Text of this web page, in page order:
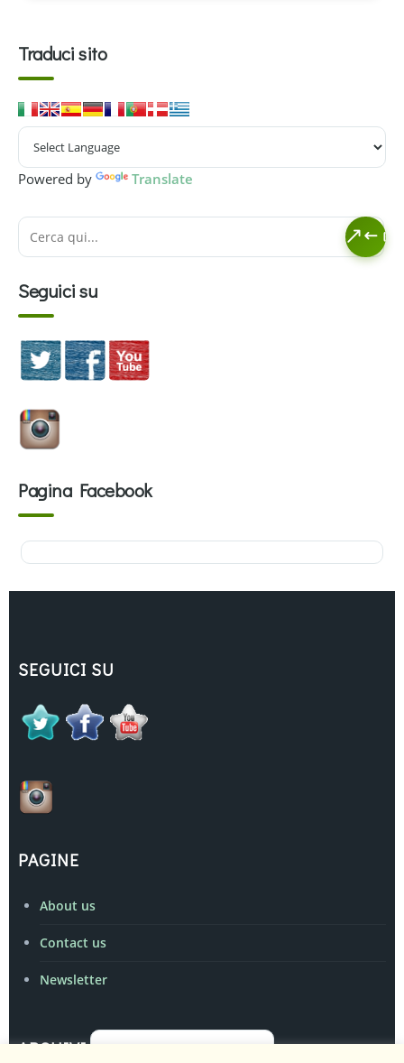
Traduci sito
Powered by Translate
Seguici su
Pagina Facebook
SEGUICI SU
PAGINE
About us
Contact us
Newsletter
ARCHIVIArchivi